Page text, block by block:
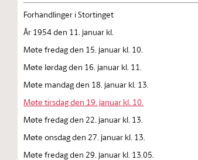
Forhandlinger i Stortinget
År 1954 den 11. januar kl.
Møte fredag den 15. januar kl. 10.
Møte lørdag den 16. januar kl. 11.
Møte mandag den 18. januar kl. 13.
Møte tirsdag den 19. januar kl. 10.
Møte fredag den 22. januar kl. 13.
Møte onsdag den 27. januar kl. 13.
Møte fredag den 29. januar kl. 13.05.